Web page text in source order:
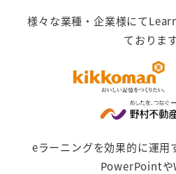
様々な業種・企業様にて
ております
eラーニングを効果的に運用
PowerPointや